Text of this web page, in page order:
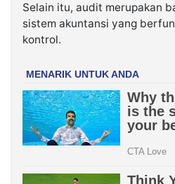
Selain itu, audit merupakan
sistem akuntansi yang
kontrol.